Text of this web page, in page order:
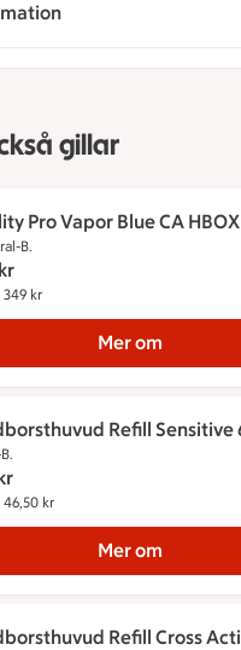
gillar
Pro Vapor Blue CA
B.
kr
349 kr
Mer om
Refill Sensitive
46,50 kr
Mer om
Refill Cross